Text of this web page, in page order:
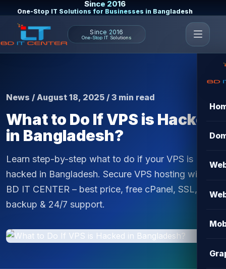
Since 2016
One-Stop IT Solutions for Businesses in Bangladesh
Since 2016
One-Stop IT Solutions
News / August 18, 2025 / 3 min read
What to Do If VPS is Hacked
in Bangladesh?
Learn step-by-step what to do if your VPS is
hacked in Bangladesh. Secure VPS hosting with
BD IT CENTER – best price, free cPanel, SSL,
backup & 24/7 support.